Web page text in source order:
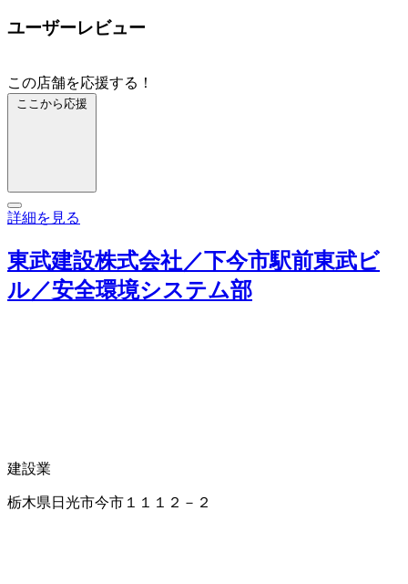
ユーザーレビュー
この店舗を応援する！
ここから応援
詳細を見る
東武建設株式会社／下今市駅前東武ビ
ル／安全環境システム部
建設業
栃木県日光市今市１１１２－２